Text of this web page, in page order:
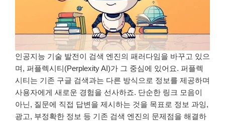
인공지능 기술 발전이 검색 엔진의 패러다임을 바꾸고 있으
며, 퍼플렉시티(Perplexity AI)가 그 중심에 있어요. 퍼플렉
시티는 기존 구글 검색과는 다른 방식으로 정보를 제공하며
사용자에게 새로운 경험을 선사하죠. 단순한 링크 모음이
아닌, 질문에 직접 답변을 제시하는 것을 목표로 정보 과잉,
광고, 부정확한 정보 등 기존 검색 엔진의 문제점을 해결하